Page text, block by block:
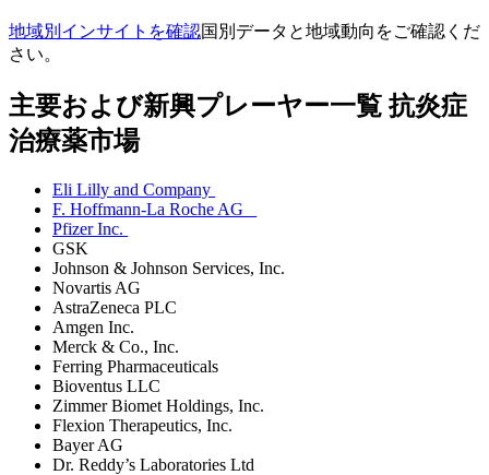
地域別インサイトを確認国別データと地域動向をご確認くだ
さい。
主要および新興プレーヤー一覧 抗炎症
治療薬市場
Eli Lilly and Company
F. Hoffmann-La Roche AG
Pfizer Inc.
GSK
Johnson & Johnson Services, Inc.
Novartis AG
AstraZeneca PLC
Amgen Inc.
Merck & Co., Inc.
Ferring Pharmaceuticals
Bioventus LLC
Zimmer Biomet Holdings, Inc.
Flexion Therapeutics, Inc.
Bayer AG
Dr. Reddy’s Laboratories Ltd